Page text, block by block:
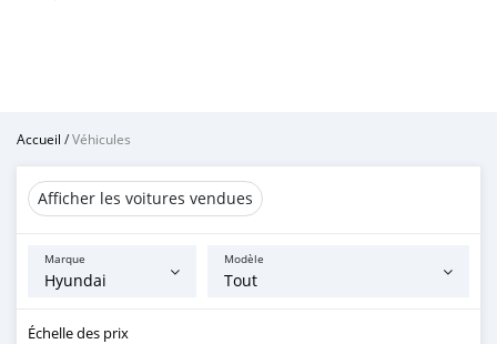
Accueil /Véhicules
Afficher les voitures vendues
Marque Modèle
Échelle des prix